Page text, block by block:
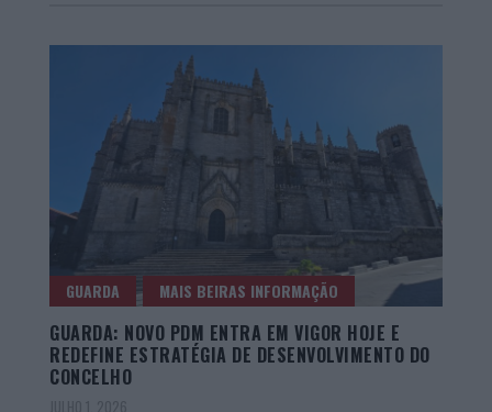
GUARDA MAIS BEIRAS INFORMAÇÃO
GUARDA: NOVO PDM ENTRA EM VIGOR HOJE E
REDEFINE ESTRATÉGIA DE DESENVOLVIMENTO DO
CONCELHO